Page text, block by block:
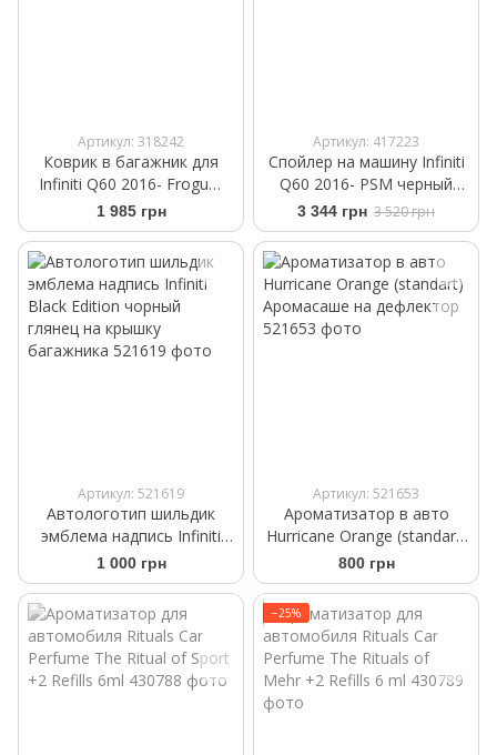
Артикул: 318242
Коврик в багажник для
Infiniti Q60 2016- Frogum
ProLine TM413023
1 985 грн
Артикул: 417223
Спойлер на машину Infiniti
Q60 2016- PSM черный
глянец
3 344 грн 3 520 грн
Артикул: 521619
Автологотип шильдик
эмблема надпись Infiniti
Black Еdition чорный
глянец на крышку
1 000 грн
Артикул: 521653
Ароматизатор в авто
Hurricane Orange (standart)
Аромасаше на дефлектор
800 грн
−25%